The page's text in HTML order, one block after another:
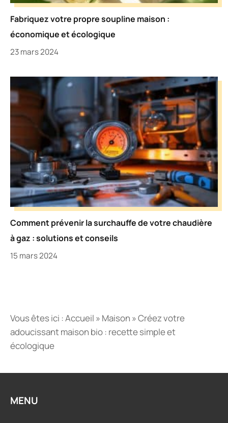
Fabriquez votre propre soupline maison :
économique et écologique
23 mars 2024
Comment prévenir la surchauffe de votre chaudière
à gaz : solutions et conseils
15 mars 2024
Vous êtes ici :Accueil » Maison »Créez votre
adoucissant maison bio : recette simple et
écologique
MENU